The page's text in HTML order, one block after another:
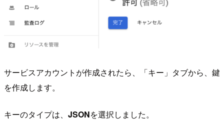
サービスアカウントが作成されたら、「キー」タブから、鍵
を作成します。
キーのタイプは、 JSONを選択しました。